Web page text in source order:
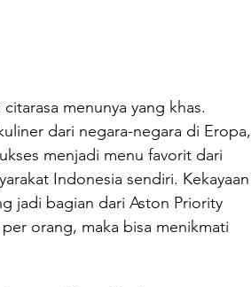
menunya yang khas.
dari negara-negara di Eropa,
menjadi menu favorit dari
Indonesia sendiri. Kekayaan
jadi bagian dari Aston Priority
orang, maka bisa menikmati